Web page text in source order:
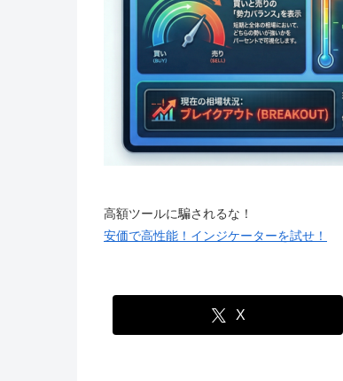
高額ツールに騙されるな！
安価で高性能！インジケーターを試せ！
X